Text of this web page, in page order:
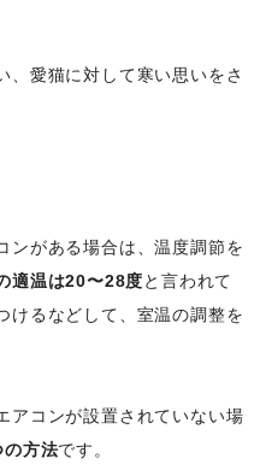
、愛猫に対して寒い思いをさ
ンがある場合は、温度調節を
適温は20〜28度と言われて
けるなどして、室温の調整を
アコンが設置されていない場
の方法です。